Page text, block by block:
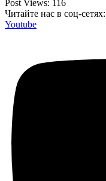
Post Views: 116
Читайте нас в соц-сетях:
Youtube